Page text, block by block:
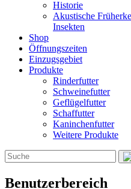
Historie
Akustische
Insekten
Shop
Öffnungszeiten
Einzugsgebiet
Produkte
Rinderfutter
Schweinefutter
Geflügelfutter
Schaffutter
Kaninchenfutter
Weitere Produkte
Benutzerbereich